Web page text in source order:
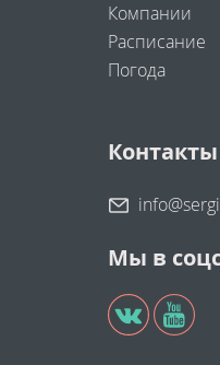
Компании
Расписание
Погода
Контакты
Мы в